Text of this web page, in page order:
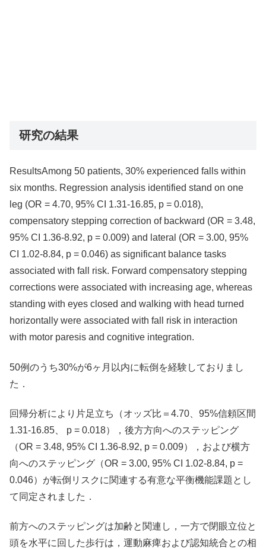
研究の結果
ResultsAmong 50 patients, 30% experienced falls within
six months. Regression analysis identified stand on one
leg (OR = 4.70, 95% CI 1.31-16.85, p = 0.018),
compensatory stepping correction of backward (OR = 3.48,
95% CI 1.36-8.92, p = 0.009) and lateral (OR = 3.00, 95%
CI 1.02-8.84, p = 0.046) as significant balance tasks
associated with fall risk. Forward compensatory stepping
corrections were associated with increasing age, whereas
standing with eyes closed and walking with head turned
horizontally were associated with fall risk in interaction
with motor paresis and cognitive integration.
50例のうち30%が6ヶ月以内に転倒を経験しておりまし
た．
回帰分析により片足立ち（オッズ比＝4.70、95%信頼区間
1.31-16.85、 p = 0.018），後方方向へのステッピング
（OR = 3.48, 95% CI 1.36-8.92, p = 0.009），および横方
向へのステッピング（OR = 3.00, 95% CI 1.02-8.84, p =
0.046）が転倒リスクに関連する有意な平衡機能課題とし
て同定されました．
前方へのステッピングは加齢と関連し，一方で閉眼立位と
頭を水平に回した歩行は，運動麻痺および認知統合との相